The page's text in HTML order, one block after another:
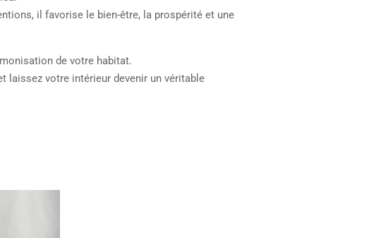
il favorise le bien-être, la prospérité et une
de votre habitat.
laissez votre intérieur devenir un véritable